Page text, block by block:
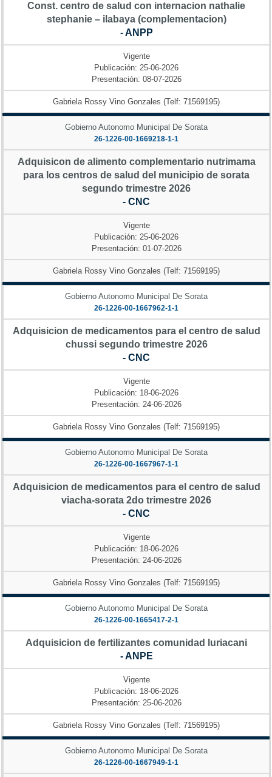
Const. centro de salud con internacion nathalie
stephanie – ilabaya (complementacion)
- ANPP
Vigente
Publicación: 25-06-2026
Presentación: 08-07-2026
Gabriela Rossy Vino Gonzales (Telf: 71569195)
Gobierno Autonomo Municipal De Sorata
26-1226-00-1669218-1-1
Adquisicon de alimento complementario nutrimama
para los centros de salud del municipio de sorata
segundo trimestre 2026
- CNC
Vigente
Publicación: 25-06-2026
Presentación: 01-07-2026
Gabriela Rossy Vino Gonzales (Telf: 71569195)
Gobierno Autonomo Municipal De Sorata
26-1226-00-1667962-1-1
Adquisicion de medicamentos para el centro de salud
chussi segundo trimestre 2026
- CNC
Vigente
Publicación: 18-06-2026
Presentación: 24-06-2026
Gabriela Rossy Vino Gonzales (Telf: 71569195)
Gobierno Autonomo Municipal De Sorata
26-1226-00-1667967-1-1
Adquisicion de medicamentos para el centro de salud
viacha-sorata 2do trimestre 2026
- CNC
Vigente
Publicación: 18-06-2026
Presentación: 24-06-2026
Gabriela Rossy Vino Gonzales (Telf: 71569195)
Gobierno Autonomo Municipal De Sorata
26-1226-00-1665417-2-1
Adquisicion de fertilizantes comunidad luriacani
- ANPE
Vigente
Publicación: 18-06-2026
Presentación: 25-06-2026
Gabriela Rossy Vino Gonzales (Telf: 71569195)
Gobierno Autonomo Municipal De Sorata
26-1226-00-1667949-1-1